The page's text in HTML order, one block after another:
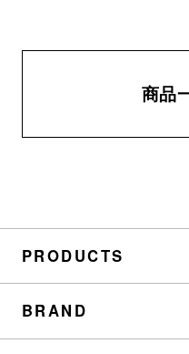
商品
PRODUCTS
BRAND